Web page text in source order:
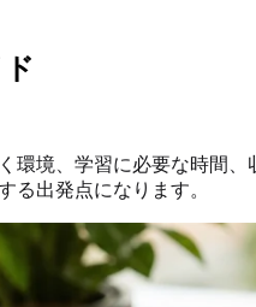
境、学習に必要な時間、
る出発点になります。